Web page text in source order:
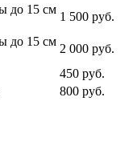
до 15 см
1 500 руб.
до 15 см
2 000 руб.
450 руб.
800 руб.